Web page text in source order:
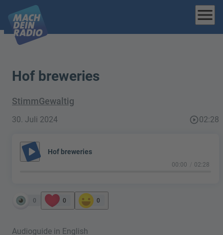
menu
Hof breweries
StimmGewaltig
30. Juli 2024 play_circle_outline02:28
play_arrow Hof breweries
00:00 02:28
0 0 0
Audioguide in English